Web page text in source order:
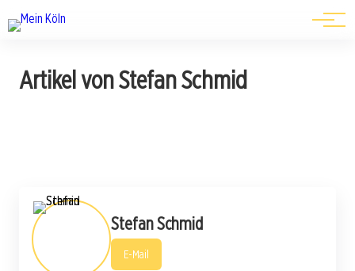
Events
Artikel von Stefan Schmid
Stefan Schmid
E-Mail